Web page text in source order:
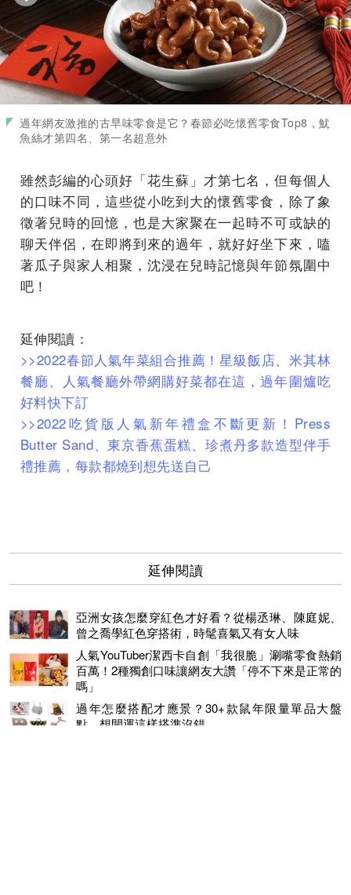
過年網友激推的古早味零食是它？春節必吃懷舊零食Top8，魷
魚絲才第四名、第一名超意外
雖然彭編的心頭好「花生蘇」才第七名，但每個人
的口味不同，這些從小吃到大的懷舊零食，除了象
徵著兒時的回憶，也是大家聚在一起時不可或缺的
聊天伴侶，在即將到來的過年，就好好坐下來，嗑
著瓜子與家人相聚，沈浸在兒時記憶與年節氛圍中
吧！
延伸閱讀：
>>2022春節人氣年菜組合推薦！星級飯店、米其林
餐廳、人氣餐廳外帶網購好菜都在這，過年圍爐吃
好料快下訂
>>2022吃貨版人氣新年禮盒不斷更新！Press
Butter Sand、東京香蕉蛋糕、珍煮丹多款造型伴手
禮推薦，每款都燒到想先送自己
延伸閱讀
亞洲女孩怎麼穿紅色才好看？從楊丞琳、陳庭妮、
曾之喬學紅色穿搭術，時髦喜氣又有女人味
人氣YouTuber潔西卡自創「我很脆」涮嘴零食熱銷
百萬！2種獨創口味讓網友大讚「停不下來是正常的
嗎」
過年怎麼搭配才應景？30+款鼠年限量單品大盤
點，想開運這樣搭準沒錯